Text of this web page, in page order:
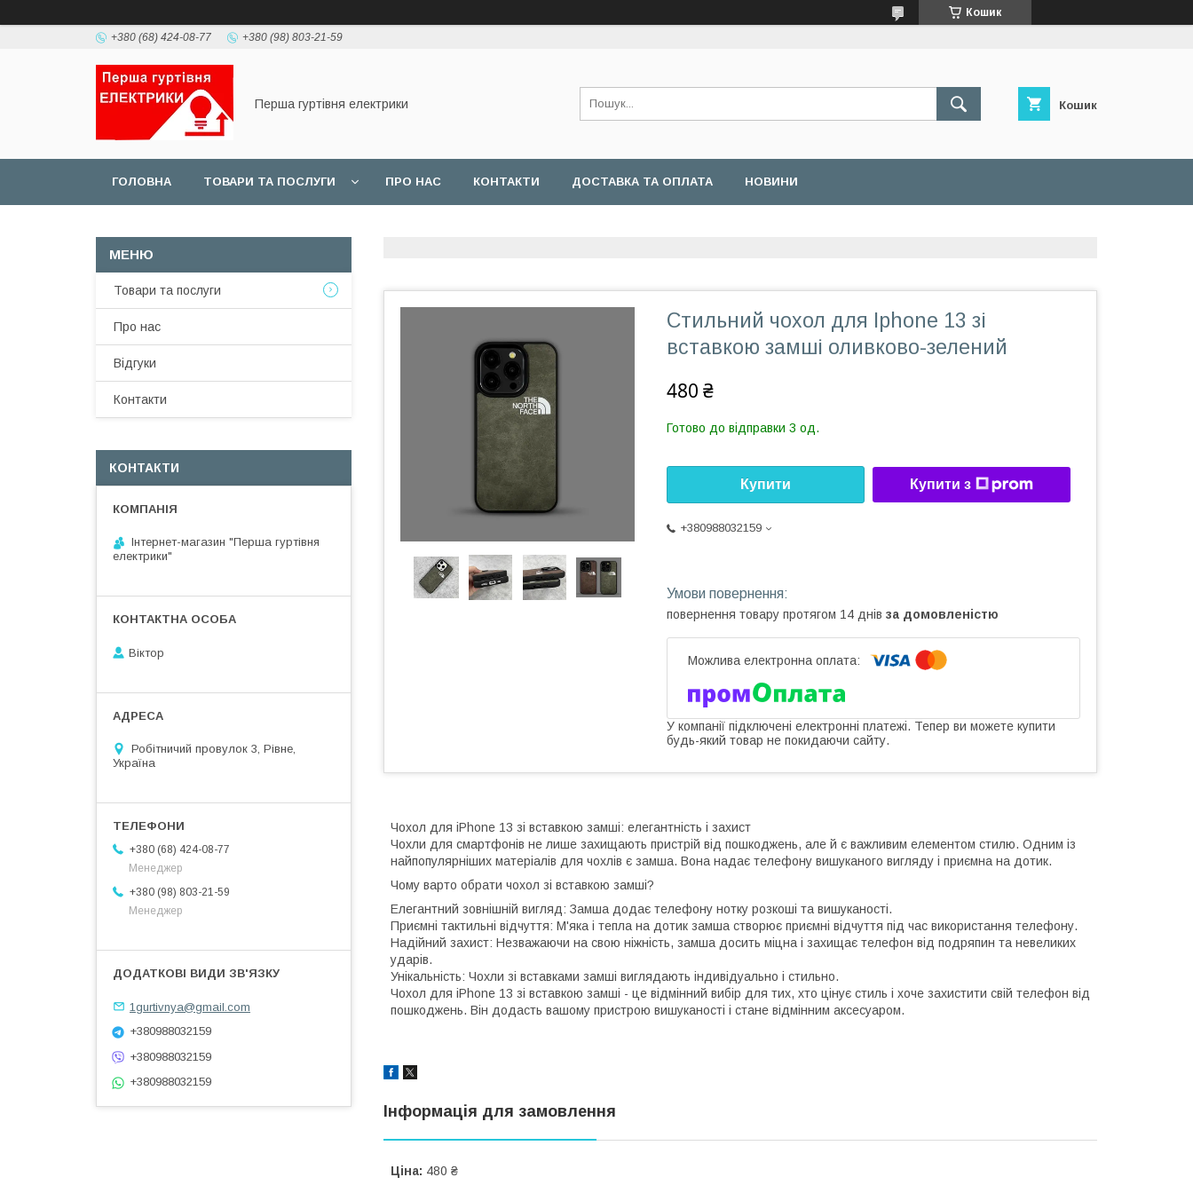
Кошик
+380 (68) 424-08-77 +380 (98) 803-21-59
Перша гуртівня електрики Кошик
ГОЛОВНА ТОВАРИ ТА ПОСЛУГИ ПРО НАС КОНТАКТИ ДОСТАВКА ТА ОПЛАТА НОВИНИ
Стильний чохол для Iphone 13 зі
вставкою замші оливково-зелений
480 ₴
Готово до відправки 3 од.
Купити Купити з
+380988032159
повернення товару протягом 14 днів за домовленістю
У компанії підключені електронні платежі. Тепер ви можете купити
будь-який товар не покидаючи сайту.
Чохол для iPhone 13 зі вставкою замші: елегантність і захист
Чохли для смартфонів не лише захищають пристрій від пошкоджень, але й є важливим елементом стилю. Одним із
найпопулярніших матеріалів для чохлів є замша. Вона надає телефону вишуканого вигляду і приємна на дотик.
Чому варто обрати чохол зі вставкою замші?
Елегантний зовнішній вигляд: Замша додає телефону нотку розкоші та вишуканості.
Приємні тактильні відчуття: М'яка і тепла на дотик замша створює приємні відчуття під час використання телефону.
Надійний захист: Незважаючи на свою ніжність, замша досить міцна і захищає телефон від подряпин та невеликих
ударів.
Унікальність: Чохли зі вставками замші виглядають індивідуально і стильно.
Чохол для iPhone 13 зі вставкою замші - це відмінний вибір для тих, хто цінує стиль і хоче захистити свій телефон від
пошкоджень. Він додасть вашому пристрою вишуканості і стане відмінним аксесуаром.
Інформація для замовлення
Ціна: 480 ₴
Товари та послуги
Про нас
Відгуки
Контакти
КОНТАКТИ
Інтернет-магазин "Перша гуртівня
електрики"
Віктор
Робітничий провулок 3, Рівне,
Україна
+380 (68) 424-08-77
Менеджер
+380 (98) 803-21-59
Менеджер
1gurtivnya@gmail.com
+380988032159
+380988032159
+380988032159